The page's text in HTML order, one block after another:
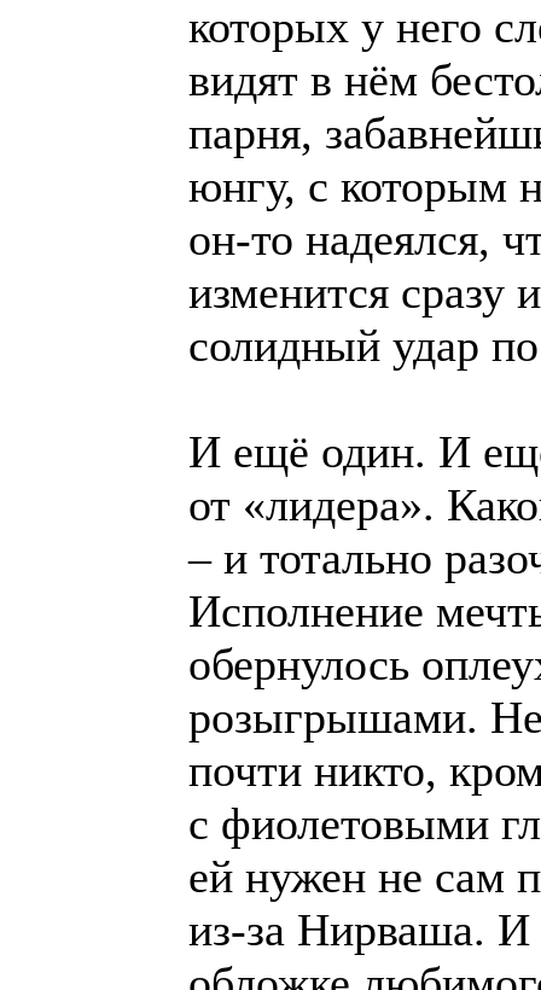
которых у него
видят в нём
парня,
юнгу, с которым
он-то надеялся,
изменится сразу
солидный удар
И ещё один. И
от «лидера».
– и тотально
Исполнение
обернулось
розыгрышами. Не
почти никто,
с фиолетовыми
ей нужен не сам
из-за Нирваша. И